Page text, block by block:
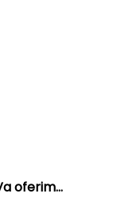
oferim…